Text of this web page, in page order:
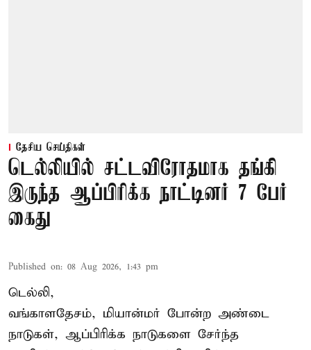
தேசிய செய்திகள்
டெல்லியில் சட்டவிரோதமாக தங்கி
இருந்த ஆப்பிரிக்க நாட்டினர் 7 பேர்
கைது
Published on: 08 Aug 2026, 1:43 pm
டெல்லி,
வங்காளதேசம், மியான்மர் போன்ற அண்டை
நாடுகள், ஆப்பிரிக்க நாடுகளை சேர்ந்த